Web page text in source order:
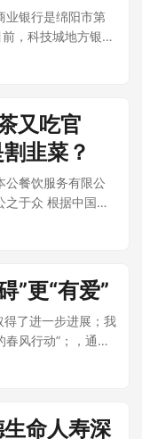
业银行是绵阳市第
，科技城地方银行
又吃官
韭菜？
公餐饮服务有限公
于众 根据中国裁
”更“有爱”
了进一步进展；我
风行动”；，通过
命人寿深